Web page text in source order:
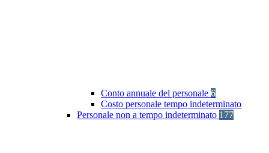
Conto annuale del personale 6
Costo personale tempo indeterminato
Personale non a tempo indeterminato 177